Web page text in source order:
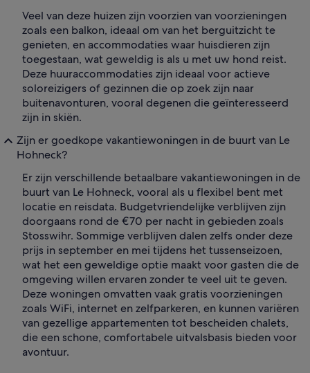
Veel van deze huizen zijn voorzien van voorzieningen
zoals een balkon, ideaal om van het berguitzicht te
genieten, en accommodaties waar huisdieren zijn
toegestaan, wat geweldig is als u met uw hond reist.
Deze huuraccommodaties zijn ideaal voor actieve
soloreizigers of gezinnen die op zoek zijn naar
buitenavonturen, vooral degenen die geïnteresseerd
zijn in skiën.
Zijn er goedkope vakantiewoningen in de buurt van Le
Hohneck?
Er zijn verschillende betaalbare vakantiewoningen in de
buurt van Le Hohneck, vooral als u flexibel bent met
locatie en reisdata. Budgetvriendelijke verblijven zijn
doorgaans rond de €70 per nacht in gebieden zoals
Stosswihr. Sommige verblijven dalen zelfs onder deze
prijs in september en mei tijdens het tussenseizoen,
wat het een geweldige optie maakt voor gasten die de
omgeving willen ervaren zonder te veel uit te geven.
Deze woningen omvatten vaak gratis voorzieningen
zoals WiFi, internet en zelfparkeren, en kunnen variëren
van gezellige appartementen tot bescheiden chalets,
die een schone, comfortabele uitvalsbasis bieden voor
avontuur.